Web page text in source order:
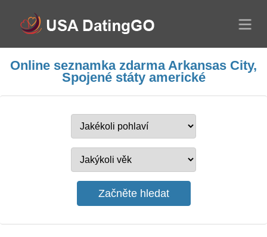
Online seznamka zdarma Arkansas City,
Spojené státy americké